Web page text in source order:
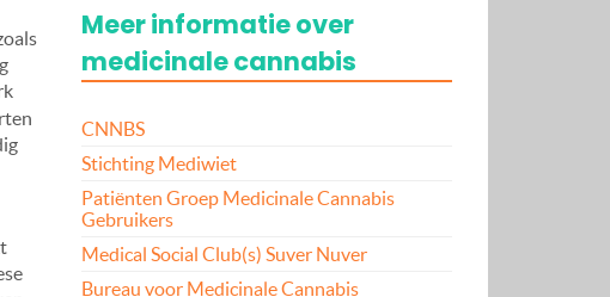
Meer informatie over
medicinale cannabis
CNNBS
Stichting Mediwiet
Patiënten Groep Medicinale Cannabis
Gebruikers
Medical Social Club(s) Suver Nuver
Bureau voor Medicinale Cannabis